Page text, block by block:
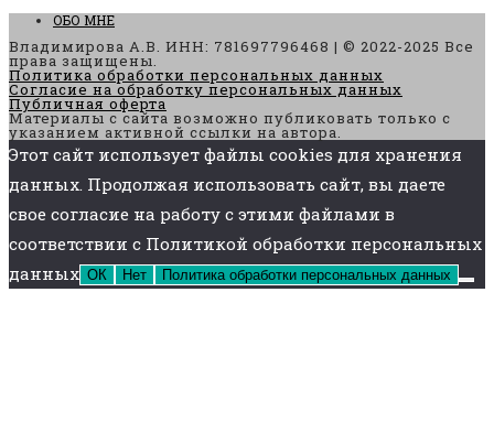
ОБО МНЕ
Владимирова А.В. ИНН: 781697796468 | © 2022-2025 Все
права защищены.
Политика обработки персональных данных
Согласие на обработку персональных данных
Публичная оферта
Материалы с сайта возможно публиковать только с
указанием активной ссылки на автора.
Этот сайт использует файлы cookies для хранения
данных. Продолжая использовать сайт, вы даете
свое согласие на работу с этими файлами в
соответствии с Политикой обработки персональных
данных ОК Нет Политика обработки персональных данных